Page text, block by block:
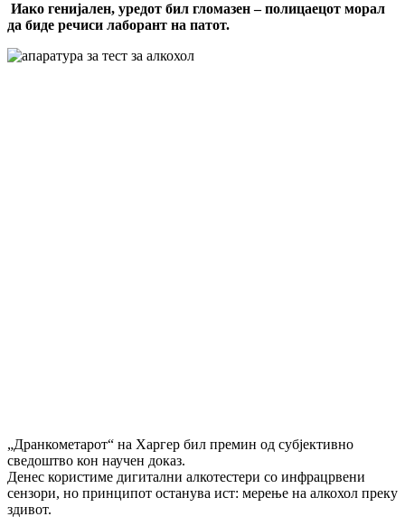
Иако генијален, уредот бил гломазен – полицаецот морал
да биде речиси лаборант на патот.
„Дранкометарот“ на Харгер бил премин од субјективно
сведоштво кон научен доказ.
Денес користиме дигитални алкотестери со инфрацрвени
сензори, но принципот останува ист: мерење на алкохол преку
здивот.